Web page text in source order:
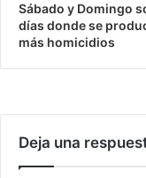
Sábado y Domingo
días donde se
más homicidios
Deja una